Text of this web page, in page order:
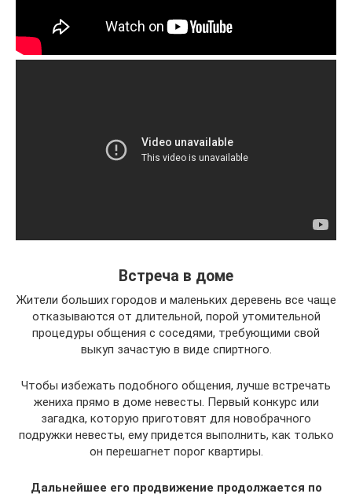
Встреча в доме
Жители больших городов и маленьких деревень все чаще
отказываются от длительной, порой утомительной
процедуры общения с соседями, требующими свой
выкуп зачастую в виде спиртного.
Чтобы избежать подобного общения, лучше встречать
жениха прямо в доме невесты. Первый конкурс или
загадка, которую приготовят для новобрачного
подружки невесты, ему придется выполнить, как только
он перешагнет порог квартиры.
Дальнейшее его продвижение продолжается по